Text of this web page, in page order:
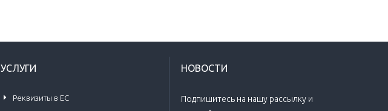
УСЛУГИ
Реквизиты в ЕС
НОВОСТИ
Подпишитесь на нашу рассылку и